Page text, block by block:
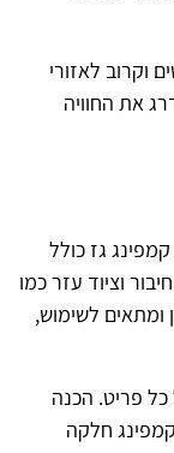
וקרוב לאזורי
את החוויה
גז כולל
וציוד עזר כמו
ומתאים לשימוש,
פריט. הכנה
חלקה